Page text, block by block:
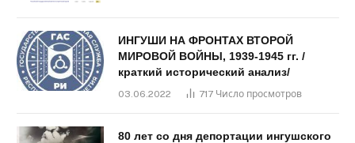
ИНГУШИ НА ФРОНТАХ ВТОРОЙ
МИРОВОЙ ВОЙНЫ, 1939-1945 гг. /
краткий исторический анализ/
03.06.2022 717 Число просмотров
80 лет со дня депортации ингушского